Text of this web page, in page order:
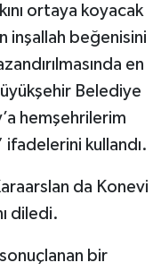
ortaya koyacak
inşallah beğenisini
en
Belediye
hemşehrilerim
ifadelerini kullandı.
da Konevi
diledi.
bir